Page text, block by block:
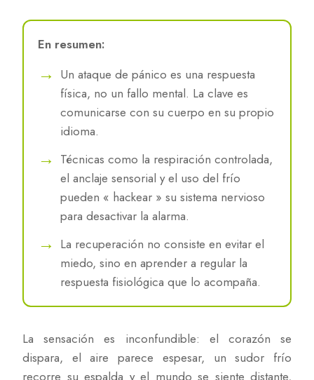
En resumen:
Un ataque de pánico es una respuesta
física, no un fallo mental. La clave es
comunicarse con su cuerpo en su propio
idioma.
Técnicas como la respiración controlada,
el anclaje sensorial y el uso del frío
pueden « hackear » su sistema nervioso
para desactivar la alarma.
La recuperación no consiste en evitar el
miedo, sino en aprender a regular la
respuesta fisiológica que lo acompaña.
La sensación es inconfundible: el corazón se
dispara, el aire parece espesar, un sudor frío
recorre su espalda y el mundo se siente distante,